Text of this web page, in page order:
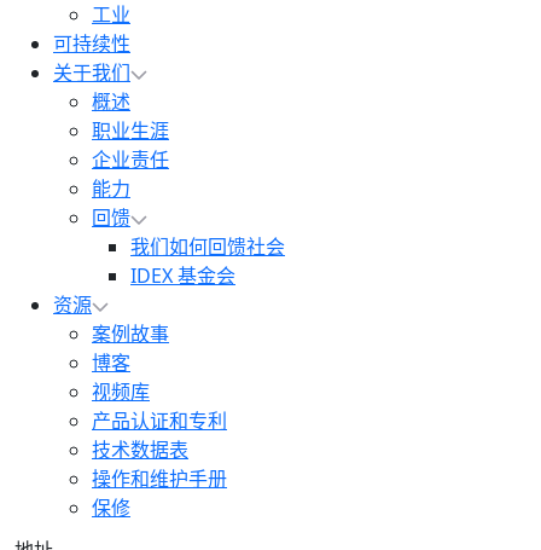
工业
可持续性
关于我们
概述
职业生涯
企业责任
能力
回馈
我们如何回馈社会
IDEX 基金会
资源
案例故事
博客
视频库
产品认证和专利
技术数据表
操作和维护手册
保修